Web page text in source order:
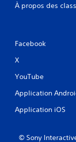
À propos des
Facebook
X
YouTube
Application
Application iOS
© Sony